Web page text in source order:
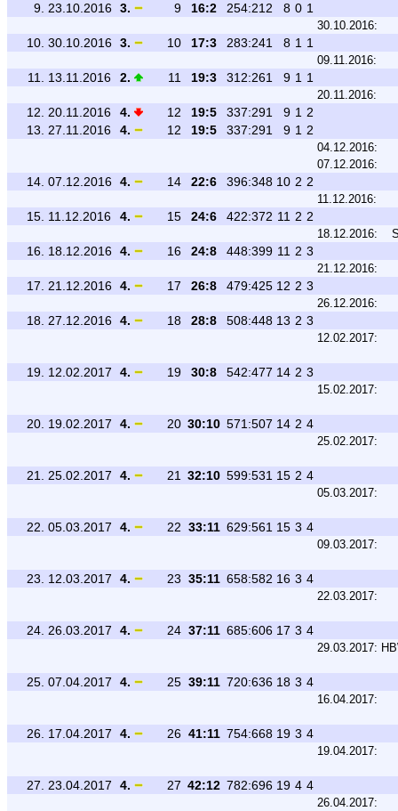
9. 23.10.2016 3. 9 16:2 254:212 8 0 1
30.10.2016:
10. 30.10.2016 3. 10 17:3 283:241 8 1 1
09.11.2016:
11. 13.11.2016 2. 11 19:3 312:261 9 1 1
20.11.2016:
12. 20.11.2016 4. 12 19:5 337:291 9 1 2
13.
27.11.2016 4. 12 19:5 337:291 9 1 2
04.12.2016:
07.12.2016:
14. 07.12.2016 4. 14 22:6 396:348 10 2 2
11.12.2016:
15. 11.12.2016 4. 15 24:6 422:372 11 2 2
18.12.2016:
16. 18.12.2016 4. 16 24:8 448:399 11 2 3
21.12.2016:
17. 21.12.2016 4. 17 26:8 479:425 12 2 3
26.12.2016:
18. 27.12.2016 4. 18 28:8 508:448 13 2 3
12.02.2017:
19. 12.02.2017 4. 19 30:8 542:477 14 2 3
15.02.2017:
20. 19.02.2017 4. 20 30:10 571:507 14 2 4
25.02.2017:
21. 25.02.2017 4. 21 32:10 599:531 15 2 4
05.03.2017:
22. 05.03.2017 4. 22 33:11 629:561 15 3 4
09.03.2017:
23. 12.03.2017 4. 23 35:11 658:582 16 3 4
22.03.2017:
24. 26.03.2017 4. 24 37:11 685:606 17 3 4
29.03.2017:
25. 07.04.2017 4. 25 39:11 720:636 18 3 4
16.04.2017:
26. 17.04.2017 4. 26 41:11 754:668 19 3 4
19.04.2017:
27. 23.04.2017 4. 27 42:12 782:696 19 4 4
26.04.2017: